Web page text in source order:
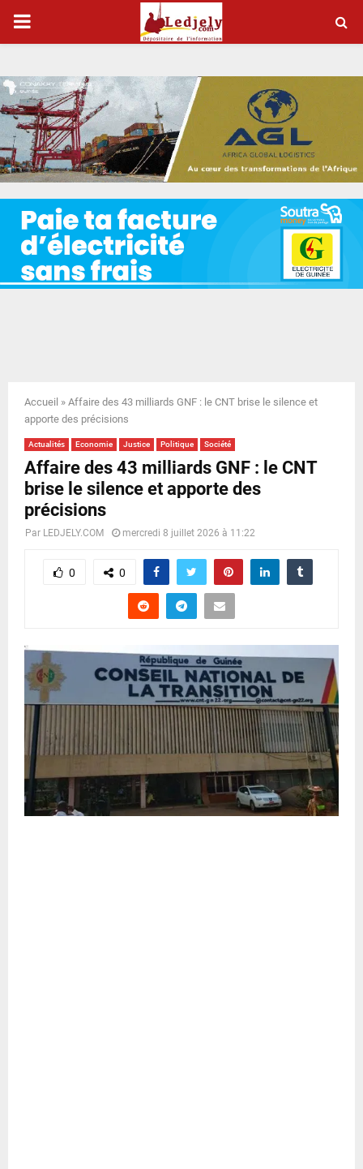
P
I
M
A
R
Y
N
Accueil » Affaire des 43 milliards GNF : le CNT brise le silence et
apporte des précisions
Actualités Economie Justice Politique Société
Affaire des 43 milliards GNF : le CNT
brise le silence et apporte des
précisions
Par LEDJELY.COM mercredi 8 juillet 2026 à 11:22
0 0